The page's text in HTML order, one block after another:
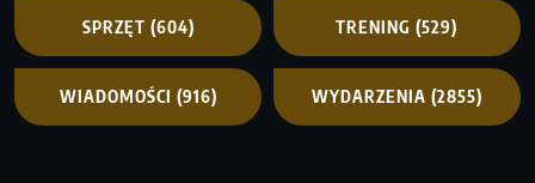
SPRZĘT (604) TRENING (529)
WIADOMOŚCI (916) WYDARZENIA (2855)